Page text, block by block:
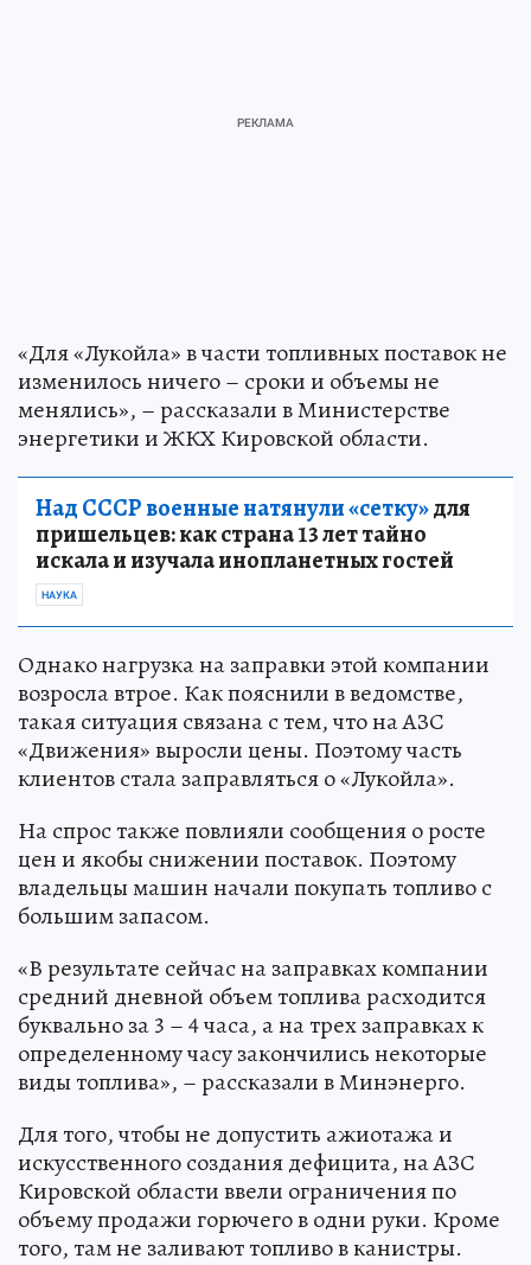
«Для «Лукойла» в части топливных поставок не
изменилось ничего – сроки и объемы не
менялись», – рассказали в Министерстве
энергетики и ЖКХ Кировской области.
Над СССР военные натянули «сетку»для
пришельцев: как страна 13 лет тайно
искала и изучала инопланетных гостей
НАУКА
Однако нагрузка на заправки этой компании
возросла втрое. Как пояснили в ведомстве,
такая ситуация связана с тем, что на АЗС
«Движения» выросли цены. Поэтому часть
клиентов стала заправляться о «Лукойла».
На спрос также повлияли сообщения о росте
цен и якобы снижении поставок. Поэтому
владельцы машин начали покупать топливо с
большим запасом.
«В результате сейчас на заправках компании
средний дневной объем топлива расходится
буквально за 3 – 4 часа, а на трех заправках к
определенному часу закончились некоторые
виды топлива», – рассказали в Минэнерго.
Для того, чтобы не допустить ажиотажа и
искусственного создания дефицита, на АЗС
Кировской области ввели ограничения по
объему продажи горючего в одни руки. Кроме
того, там не заливают топливо в канистры.